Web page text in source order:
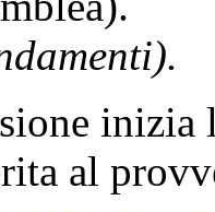
inizia
al